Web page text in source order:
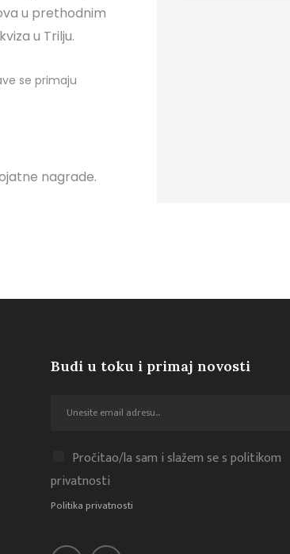
u prethodnim
u Trilju.
se primaju
nagrade.
Budi u toku i primaj novosti
Pročitao/la sam i slažem se s politikom
privatnosti
Politika privatnosti